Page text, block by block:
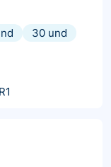
30 und